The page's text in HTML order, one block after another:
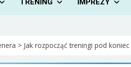
TRENING IMPREZY
> Jak rozpocząć treningi pod koniec